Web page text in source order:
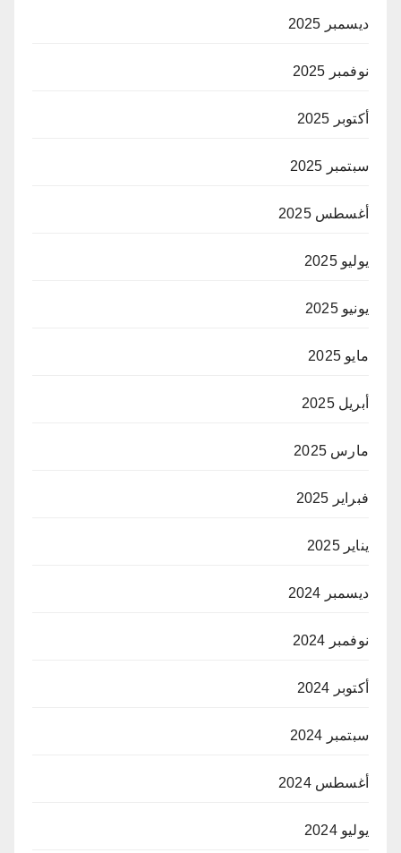
ديسمبر 2025
نوفمبر 2025
أكتوبر 2025
سبتمبر 2025
أغسطس 2025
يوليو 2025
يونيو 2025
مايو 2025
أبريل 2025
مارس 2025
فبراير 2025
يناير 2025
ديسمبر 2024
نوفمبر 2024
أكتوبر 2024
سبتمبر 2024
أغسطس 2024
يوليو 2024